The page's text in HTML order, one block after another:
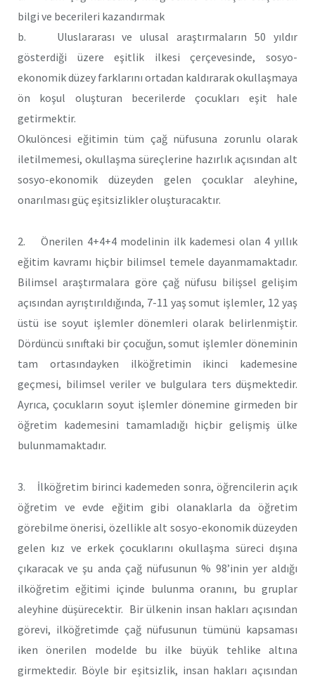
bilgi ve becerileri kazandırmak
b. Uluslararası ve ulusal araştırmaların 50 yıldır
gösterdiği üzere eşitlik ilkesi çerçevesinde, sosyo-
ekonomik düzey farklarını ortadan kaldırarak okullaşmaya
ön koşul oluşturan becerilerde çocukları eşit hale
getirmektir.
Okulöncesi eğitimin tüm çağ nüfusuna zorunlu olarak
iletilmemesi, okullaşma süreçlerine hazırlık açısından alt
sosyo-ekonomik düzeyden gelen çocuklar aleyhine,
onarılması güç eşitsizlikler oluşturacaktır.
2. Önerilen 4+4+4 modelinin ilk kademesi olan 4 yıllık
eğitim kavramı hiçbir bilimsel temele dayanmamaktadır.
Bilimsel araştırmalara göre çağ nüfusu bilişsel gelişim
açısından ayrıştırıldığında, 7-11 yaş somut işlemler, 12 yaş
üstü ise soyut işlemler dönemleri olarak belirlenmiştir.
Dördüncü sınıftaki bir çocuğun, somut işlemler döneminin
tam ortasındayken ilköğretimin ikinci kademesine
geçmesi, bilimsel veriler ve bulgulara ters düşmektedir.
Ayrıca, çocukların soyut işlemler dönemine girmeden bir
öğretim kademesini tamamladığı hiçbir gelişmiş ülke
bulunmamaktadır.
3. İlköğretim birinci kademeden sonra, öğrencilerin açık
öğretim ve evde eğitim gibi olanaklarla da öğretim
görebilme önerisi, özellikle alt sosyo-ekonomik düzeyden
gelen kız ve erkek çocuklarını okullaşma süreci dışına
çıkaracak ve şu anda çağ nüfusunun % 98’inin yer aldığı
ilköğretim eğitimi içinde bulunma oranını, bu gruplar
aleyhine düşürecektir. Bir ülkenin insan hakları açısından
görevi, ilköğretimde çağ nüfusunun tümünü kapsaması
iken önerilen modelde bu ilke büyük tehlike altına
girmektedir. Böyle bir eşitsizlik, insan hakları açısından